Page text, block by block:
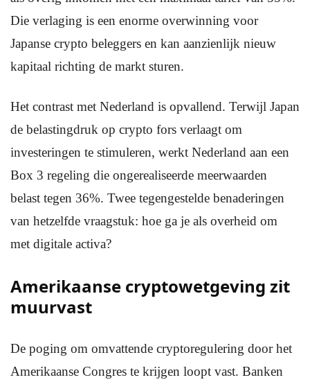
Die verlaging is een enorme overwinning voor
Japanse crypto beleggers en kan aanzienlijk nieuw
kapitaal richting de markt sturen.
Het contrast met Nederland is opvallend. Terwijl Japan
de belastingdruk op crypto fors verlaagt om
investeringen te stimuleren, werkt Nederland aan een
Box 3 regeling die ongerealiseerde meerwaarden
belast tegen 36%. Twee tegengestelde benaderingen
van hetzelfde vraagstuk: hoe ga je als overheid om
met digitale activa?
Amerikaanse cryptowetgeving zit
muurvast
De poging om omvattende cryptoregulering door het
Amerikaanse Congres te krijgen loopt vast. Banken